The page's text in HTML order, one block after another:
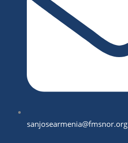
sanjosearmenia@fmsnor.org